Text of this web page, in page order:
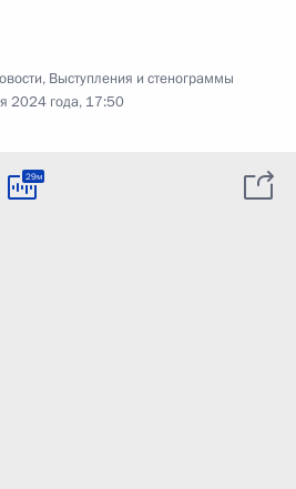
, Выступления и стенограммы
2024 года, 17:50
29м